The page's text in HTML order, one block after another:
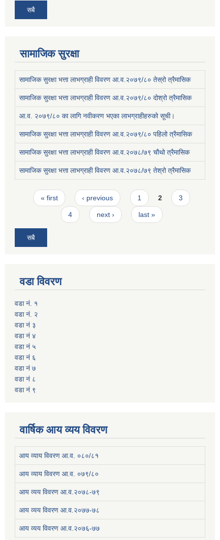
सबै
सामाजिक सुरक्षा
सामाजिक सुरक्षा भत्ता लाभग्राही विवरण आ.व.२०७९/८० तेस्रो त्रैमासिक
सामाजिक सुरक्षा भत्ता लाभग्राही विवरण आ.व.२०७९/८० दोश्रो त्रैमासिक
आ.व. २०७९/८० का लागि नवीकरण भएका लाभग्राहीहरुको सूची।
सामाजिक सुरक्षा भत्ता लाभग्राही विवरण आ.व.२०७९/८० पहिलो त्रैमासिक
सामाजिक सुरक्षा भत्ता लाभग्राही विवरण आ.व.२०७८/७९ चौथो त्रैमासिक
सामाजिक सुरक्षा भत्ता लाभग्राही विवरण आ.व.२०७८/७९ तेश्रो त्रैमासिक
Pages
« first ‹ previous 1 2 3
4 next › last »
सबै
वडा विवरण
वडा नं. १
वडा नं. २
वडा नं ३
वडा नं ४
वडा नं ५
वडा नं ६
वडा नं ७
वडा नं ८
वडा नं ९
वार्षिक आय व्यय विवरण
आय व्याय विवरण आ.व. ०८०/८१
आय व्याय विवरण आ.व. ०७९/८०
आय व्यय विवरण आ.व.२०७८-७९
आय व्यय विवरण आ.व.२०७७-७८
आय व्यय विवरण आ.व.२०७६-७७